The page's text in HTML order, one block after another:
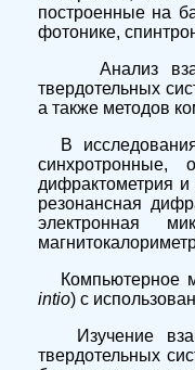
построенные на
фотонике,
Анализ
твердотельных
а также методов
В
синхротронные,
дифрактометрия и
резонансная
электронная
Компьютерное
intio) с
Изучение
твердотельных